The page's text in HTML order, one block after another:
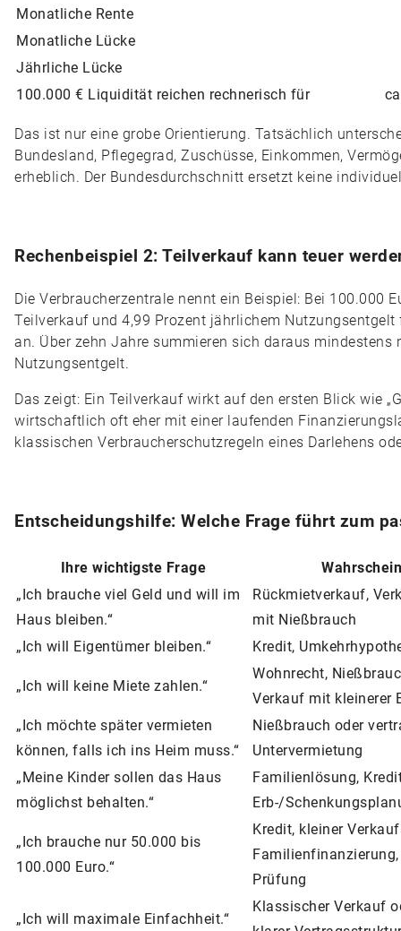
Monatliche Rente
Monatliche Lücke
Jährliche Lücke
100.000 € Liquidität reichen rechnerisch für
Das ist nur eine grobe Orientierung. Tatsächlich
Bundesland, Pflegegrad, Zuschüsse, Einkommen,
erheblich. Der Bundesdurchschnitt ersetzt keine
Rechenbeispiel 2: Teilverkauf kann teuer
Die Verbraucherzentrale nennt ein Beispiel: Bei 100.000
Teilverkauf und 4,99 Prozent jährlichem
an. Über zehn Jahre summieren sich daraus mindestens
Nutzungsentgelt.
Das zeigt: Ein Teilverkauf wirkt auf den ersten Blick wie
wirtschaftlich oft eher mit einer laufenden
klassischen Verbraucherschutzregeln eines Darlehens
Entscheidungshilfe: Welche Frage führt zum
Ihre wichtigste Frage
„Ich brauche viel Geld und will im
Haus bleiben.“
Rückmietverkauf,
mit Nießbrauch
„Ich will Eigentümer bleiben.“
Kredit,
„Ich will keine Miete zahlen.“
Wohnrecht,
Verkauf mit kleinerer
„Ich möchte später vermieten
können, falls ich ins Heim muss.“
Nießbrauch oder
Untervermietung
„Meine Kinder sollen das Haus
möglichst behalten.“
Familienlösung,
Erb-/
„Ich brauche nur 50.000 bis
100.000 Euro.“
Kredit, kleiner
Prüfung
„Ich will maximale Einfachheit.“
Klassischer Verkauf